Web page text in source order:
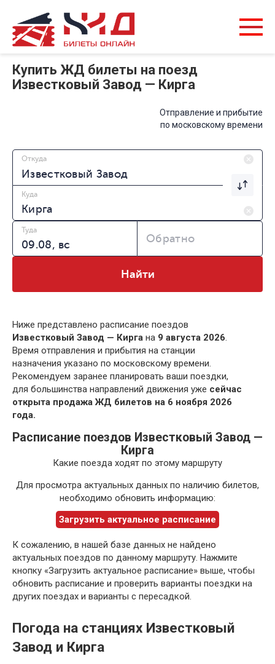
Купить ЖД билеты на поезд
Известковый Завод — Кирга
Отправление и прибытие
по московскому времени
Откуда
Куда
Туда
Обратно
Найти
Ниже представлено расписание поездов
Известковый Завод — Кирга на 9 августа 2026.
Время отправления и прибытия на станции
назначения указано по московскому времени.
Рекомендуем заранее планировать ваши поездки,
для большинства направлений движения уже сейчас
открыта продажа ЖД билетов на 6 ноября 2026
года.
Расписание поездов Известковый Завод —
Кирга
Какие поезда ходят по этому маршруту
Для просмотра актуальных данных по наличию билетов,
необходимо обновить информацию:
Загрузить актуальное расписание
К сожалению, в нашей базе данных не найдено
актуальных поездов по данному маршруту. Нажмите
кнопку «Загрузить актуальное расписание» выше, чтобы
обновить расписание и проверить варианты поездки на
других поездах и варианты с пересадкой.
Погода на станциях Известковый
Завод и Кирга